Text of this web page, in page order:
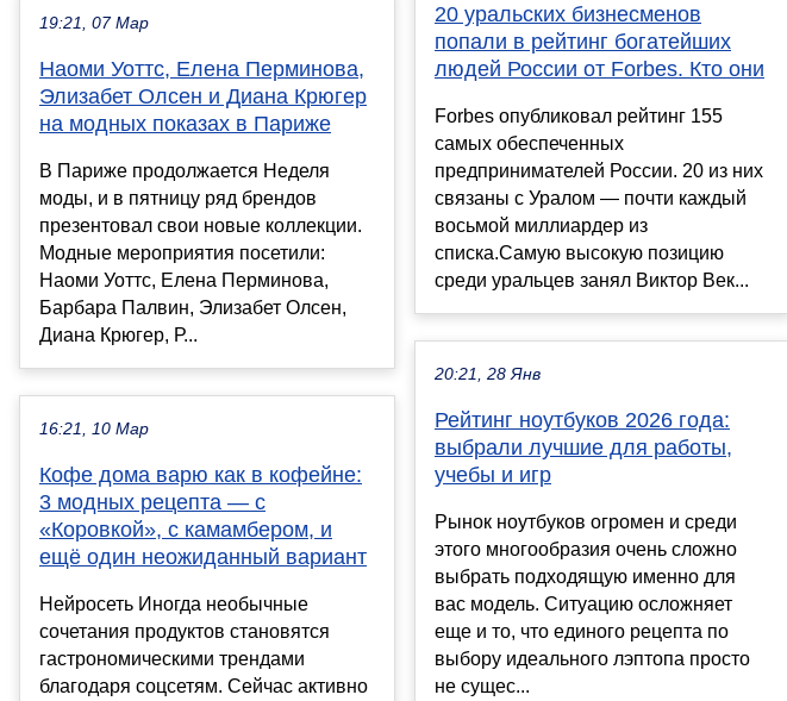
19:21, 07 Мар
Наоми Уоттс, Елена Перминова,
Элизабет Олсен и Диана Крюгер
на модных показах в Париже
В Париже продолжается Неделя
моды, и в пятницу ряд брендов
презентовал свои новые коллекции.
Модные мероприятия посетили:
Наоми Уоттс, Елена Перминова,
Барбара Палвин, Элизабет Олсен,
Диана Крюгер, Р...
16:21, 10 Мар
Кофе дома варю как в кофейне:
3 модных рецепта — с
«Коровкой», с камамбером, и
ещё один неожиданный вариант
Нейросеть Иногда необычные
сочетания продуктов становятся
гастрономическими трендами
благодаря соцсетям. Сейчас активно
20 уральских бизнесменов
попали в рейтинг богатейших
людей России от Forbes. Кто они
Forbes опубликовал рейтинг 155
самых обеспеченных
предпринимателей России. 20 из них
связаны с Уралом — почти каждый
восьмой миллиардер из
списка.Самую высокую позицию
среди уральцев занял Виктор Век...
20:21, 28 Янв
Рейтинг ноутбуков 2026 года:
выбрали лучшие для работы,
учебы и игр
Рынок ноутбуков огромен и среди
этого многообразия очень сложно
выбрать подходящую именно для
вас модель. Ситуацию осложняет
еще и то, что единого рецепта по
выбору идеального лэптопа просто
не сущес...